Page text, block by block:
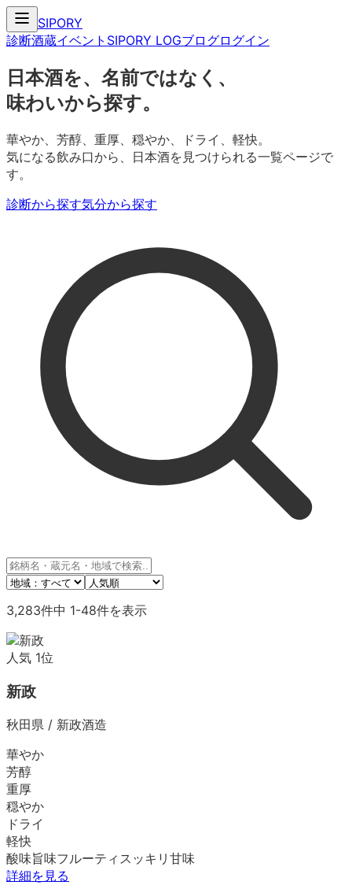
SIPORY
診断酒蔵イベント SIPORY LOGブログログイン
日本酒を、名前ではなく、
味わいから探す。
華やか、芳醇、重厚、穏やか、ドライ、軽快。
気になる飲み口から、日本酒を見つけられる一覧ページで
す。
診断から探す気分から探す
3,283件中 1-48件を表示
人気 1位
新政
秋田県 / 新政酒造
華やか
芳醇
重厚
穏やか
ドライ
軽快
酸味旨味フルーティ スッキリ 甘味
詳細を見る